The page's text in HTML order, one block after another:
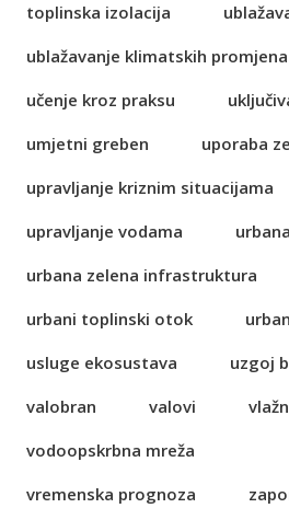
toplinska izolacija
ublažavanje klimatskih promjena
učenje kroz praksu
umjetni greben
uporaba
upravljanje kriznim situacijama
upravljanje vodama
urbana zelena infrastruktura
urbani toplinski otok
usluge ekosustava
uzgoj
valobran
valovi
vodoopskrbna mreža
vremenska prognoza